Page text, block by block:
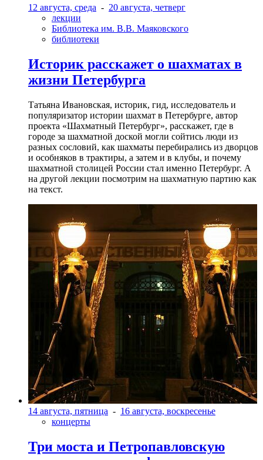
12 августа, среда - 20 августа, четверг
лекции
Библиотека им. В.В. Маяковского
библиотеки
Историк расскажет о шахматах в
жизни Петербурга
Татьяна Ивановская, историк, гид, исследователь и
популяризатор истории шахмат в Петербурге, автор
проекта «Шахматный Петербург», расскажет, где в
городе за шахматной доской могли сойтись люди из
разных сословий, как шахматы перебирались из дворцов
и особняков в трактиры, а затем и в клубы, и почему
шахматной столицей России стал именно Петербург. А
на другой лекции посмотрим на шахматную партию как
на текст.
14 августа, пятница - 16 августа, воскресенье
концерты
Три моста и Петропавловскую